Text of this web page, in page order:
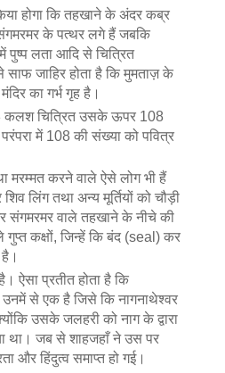
होगा कि तहखाने के अंदर कब्र
के पत्थर लगे हैं जबकि
पुष्प लता आदि से चित्रित
साफ जाहिर होता है कि मुमताज़ के
का गर्भ गृह है।
कलश चित्रित उसके ऊपर 108
में 108 की संख्या को पवित्र
मरम्मत करने वाले ऐसे लोग भी हैं
शिव लिंग तथा अन्य मूर्तियों को चौड़ी
संगमरमर वाले तहखाने के नीचे की
गुप्त कक्षों, जिन्हें कि बंद (seal) कर
ऐसा प्रतीत होता है कि
से एक है जिसे कि नागनाथेश्वर
उसके जलहरी को नाग के द्वारा
था। जब से शाहजहाँ ने उस पर
और हिंदुत्व समाप्त हो गई।